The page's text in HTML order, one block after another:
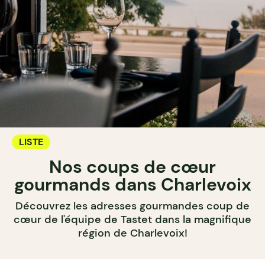
LISTE
Nos coups de cœur
gourmands dans Charlevoix
Découvrez les adresses gourmandes coup de
cœur de l'équipe de Tastet dans la magnifique
région de Charlevoix!